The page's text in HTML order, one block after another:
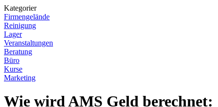
Kategorier
Firmengelände
Reinigung
Lager
Veranstaltungen
Beratung
Büro
Kurse
Marketing
Wie wird AMS Geld berechnet: